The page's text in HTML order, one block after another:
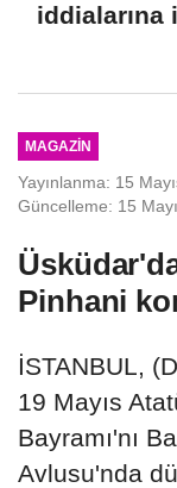
MAGAZIN
Yayınlanma: 15
Güncelleme: 15
Pinhani
İSTANBUL,
19 Mayıs
Bayramı'nı
Avlusu'nda